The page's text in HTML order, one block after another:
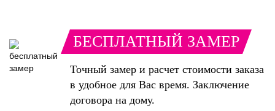
БЕСПЛАТНЫЙ ЗАМЕР
Точный замер и расчет стоимости заказа
в удобное для Вас время. Заключение
договора на дому.